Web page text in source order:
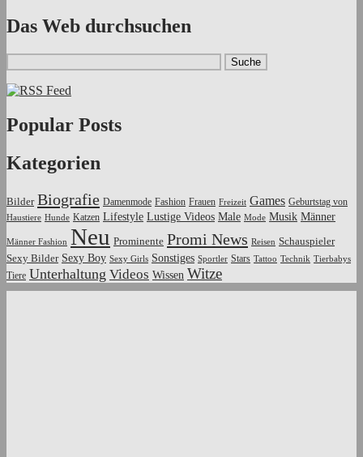
Das Web durchsuchen
Popular Posts
Kategorien
Bilder Biografie Damenmode Fashion Frauen Freizeit Games Geburtstag von
Haustiere Hunde Katzen Lifestyle Lustige Videos Male Mode Musik Männer
Männer Fashion Neu Prominente Promi News Reisen Schauspieler
Sexy Bilder Sexy Boy Sexy Girls Sonstiges Sportler Stars Tattoo Technik Tierbabys
Tiere Unterhaltung Videos Wissen Witze